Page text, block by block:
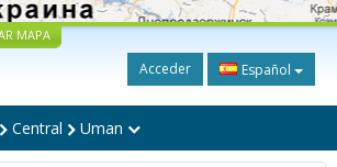
MAPA
Acceder Español
Central Uman